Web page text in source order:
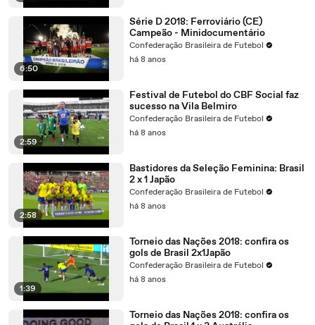
6:50
Série D 2018: Ferroviário (CE)
Campeão - Minidocumentário
Confederação Brasileira de Futebol
há 8 anos
2:59
Festival de Futebol do CBF Social faz
sucesso na Vila Belmiro
Confederação Brasileira de Futebol
há 8 anos
2:58
Bastidores da Seleção Feminina: Brasil
2 x 1 Japão
Confederação Brasileira de Futebol
há 8 anos
1:39
Torneio das Nações 2018: confira os
gols de Brasil 2x1Japão
Confederação Brasileira de Futebol
há 8 anos
Torneio das Nações 2018: confira os